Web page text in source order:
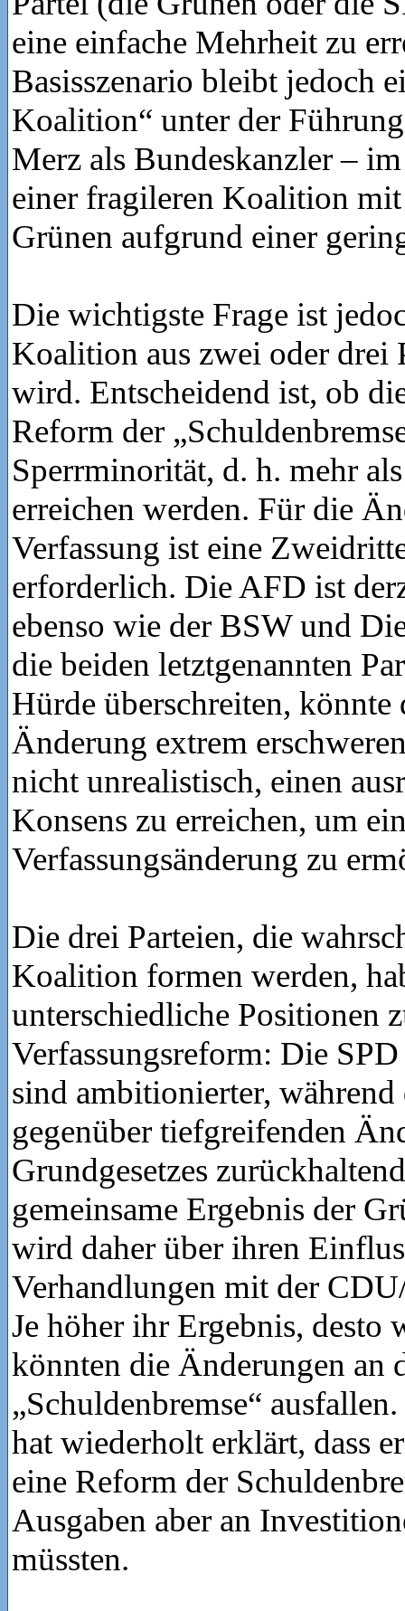
eine einfache Mehrheit zu
Basisszenario bleibt jedoch
Koalition“ unter der
Merz als Bundeskanzler –
einer fragileren Koalition
Grünen aufgrund einer
Die wichtigste Frage ist
Koalition aus zwei oder drei
wird. Entscheidend ist, ob
Reform der
Sperrminorität, d. h. mehr
erreichen werden. Für die
Verfassung ist eine
erforderlich. Die AFD ist
ebenso wie der BSW und
die beiden letztgenannten
Hürde überschreiten, könnte
Änderung extrem
nicht unrealistisch, einen
Konsens zu erreichen, um
Verfassungsänderung zu
Die drei Parteien, die
Koalition formen werden,
unterschiedliche Positionen
Verfassungsreform: Die
sind ambitionierter,
gegenüber tiefgreifenden
Grundgesetzes
gemeinsame Ergebnis der
wird daher über ihren
Verhandlungen mit der
Je höher ihr Ergebnis, desto
könnten die Änderungen an
„Schuldenbremse“
hat wiederholt erklärt, dass
eine Reform der
Ausgaben aber an
müssten.